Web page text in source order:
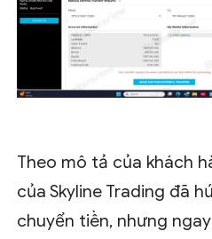
Theo mô tả của khách
của Skyline Trading đã
chuyển tiền, nhưng